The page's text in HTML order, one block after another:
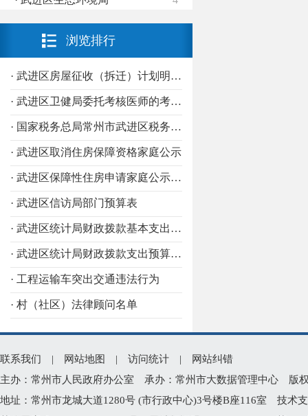
· 武进区税务局 4
· 武进区科技局
· 武进区工信局 3
· 武进区城管局 3
· 武进区商务局 3
· 武进区市场监管局 3
· 武进区信访局 3
· 武进区机关事务管理中心
· 武进区发改局 2
· 武进区司法局 2
· 武进区人社局
· 武进区数据局
· 武进区医疗保障分局 2
· 武进区公安分局
· 武进区文体广电和旅游局 1
· 武进区应急管理局 1
浏览排行
· 武进区房屋征收（拆迁）计划明细表
· 武进区卫健局委托考核医师的考核机构
· 国家税务总局常州市武进区税务局个体工商户定期定额核定公告
· 武进区取消住房保障资格家庭公示
· 武进区保障性住房申请家庭公示信息
· 武进区信访局部门预算表
· 武进区统计局财政拨款基本支出预算表（经济科目）
· 武进区统计局财政拨款支出预算表（功能科目）
· 工程运输车突出交通违法行为
· 村（社区）法律顾问名单